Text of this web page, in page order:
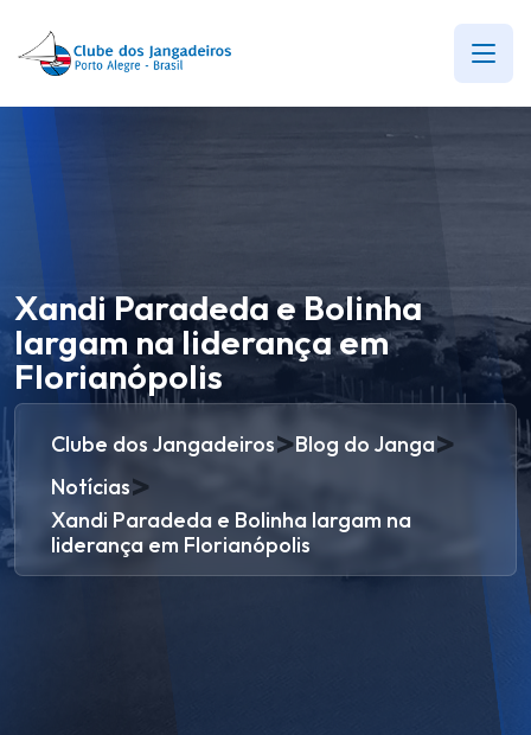
Xandi Paradeda e Bolinha
largam na liderança em
Florianópolis
Clube dos Jangadeiros>Blog do Janga>
Notícias>
Xandi Paradeda e Bolinha largam na
liderança em Florianópolis